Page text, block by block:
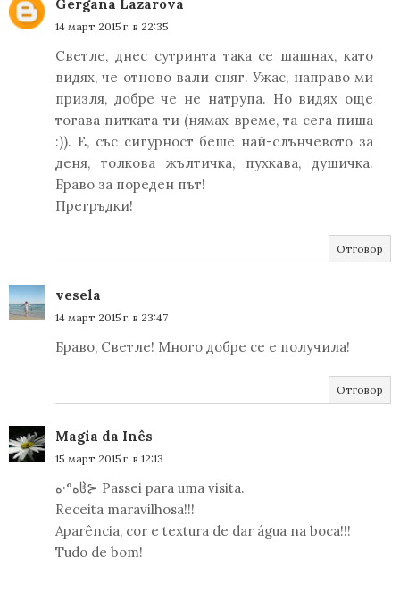
Gergana Lazarova
14 март 2015 г. в 22:35
Светле, днес сутринта така се шашнах, като
видях, че отново вали сняг. Ужас, направо ми
призля, добре че не натрупа. Но видях още
тогава питката ти (нямах време, та сега пиша
:)). Е, със сигурност беше най-слънчевото за
деня, толкова жълтичка, пухкава, душичка.
Браво за пореден път!
Прегръдки!
Отговор
vesela
14 март 2015 г. в 23:47
Браво, Светле! Много добре се е получила!
Отговор
Magia da Inês
15 март 2015 г. в 12:13
ه°·هჱ⊱ Passei para uma visita.
Receita maravilhosa!!!
Aparência, cor e textura de dar água na boca!!!
Tudo de bom!